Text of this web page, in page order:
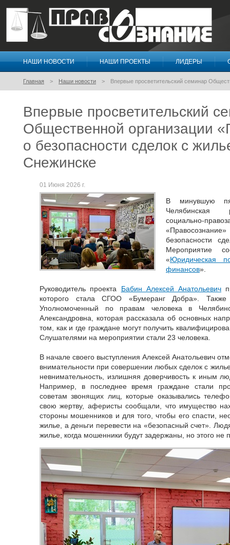
Правосознание
НАШИ НОВОСТИ НАШИ ПРОЕКТЫ ЛИДЕРЫ
Главная Наши новости Впервые просветительский семинар
Впервые просветительский
Общественной организации
о безопасности сделок с
Снежинске
01 Июня 2026 г.
В минувшую
Челябинская
социально-
безопасности
Мероприятие
«Юридическая
финансов».
Руководитель проекта Бабин Алексей Анатольевич
которого стала СГОО «Бумеранг Добра». Также
Уполномоченный по правам человека в
Александровна, которая рассказала об основных
том, как и где граждане могут получить
Слушателями на мероприятии стали 23 человека.
В начале своего выступления Алексей Анатольевич
внимательности при совершении любых сделок с
невнимательность, излишняя доверчивость к иным
Например, в последнее время граждане стали
советам звонящих лиц, которые оказывались
свою жертву, аферисты сообщали, что имущество
стороны мошенников и для того, чтобы его спасти,
жилье, а деньги перевести на «безопасный счет».
жилье, когда мошенники будут задержаны, но этого не